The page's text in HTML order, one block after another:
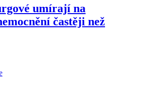
umírají na
častěji než